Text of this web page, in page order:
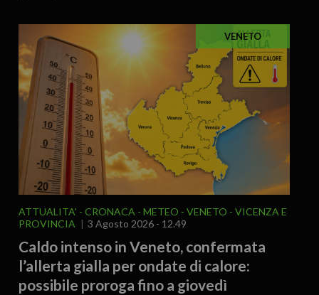
VENETO
ATTUALITA' CRONACA METEO VENETO
VICENZA E
PROVINCIA
3 Agosto 2026 - 12.49
Caldo intenso in Veneto, confermata
l’allerta gialla per ondate di calore:
possibile proroga fino a giovedì